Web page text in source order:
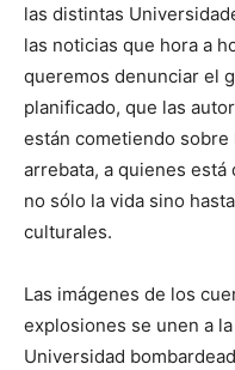
las distintas
las noticias que hora a
queremos denunciar el
planificado, que las
están cometiendo
arrebata, a quienes
no sólo la vida sino
culturales.
Las imágenes de los
explosiones se unen a
Universidad